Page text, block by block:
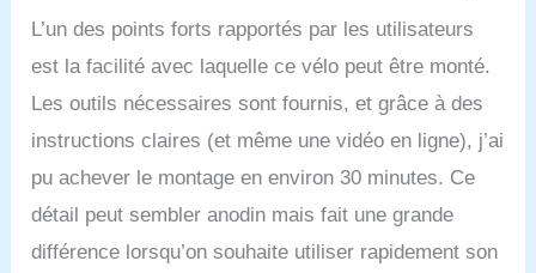
Fitness Magnétique
Pliable MERACH.
L’affichage électronique
montre des indicateurs
importants tels que le
vitesse et les calories.
Avec le support intégré
pouvez diffuser vos
L’un des points forts rapportés par les utilisateurs
est la facilité avec laquelle ce vélo peut être monté.
Les outils nécessaires sont fournis, et grâce à des
instructions claires (et même une vidéo en ligne), j’ai
pu achever le montage en environ 30 minutes. Ce
détail peut sembler anodin mais fait une grande
différence lorsqu’on souhaite utiliser rapidement son